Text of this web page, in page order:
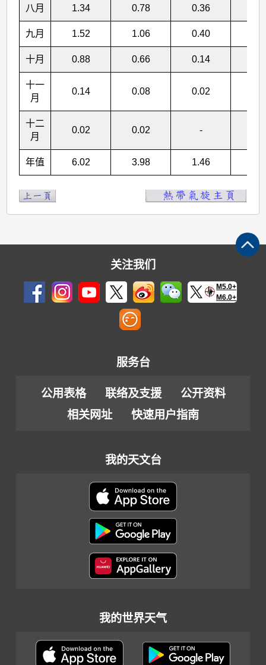
八月 1.34 0.78 0.36
九月 1.52 1.06 0.40
十月 0.88 0.66 0.14
十一
月
0.14 0.08 0.02
十二
月
0.02 0.02 -
年值 6.02 3.98 1.46
关注我们
M5.0+
M6.0+
服务台
公用表格 联络及支援
公开资料
相关网址
快速用户指南
我的天文台
我的世界天气